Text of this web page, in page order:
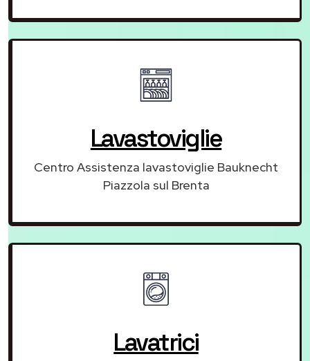
Lavastoviglie
Centro Assistenza lavastoviglie Bauknecht
Piazzola sul Brenta
Lavatrici